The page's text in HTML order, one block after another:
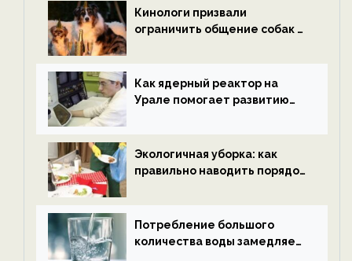
ECOportal
Кинологи призвали
ограничить общение собак с
ECOportal
Как ядерный реактор на
Урале помогает развитию
ECOportal
Экологичная уборка: как
правильно наводить порядок
Потребление большого
количества воды замедляет